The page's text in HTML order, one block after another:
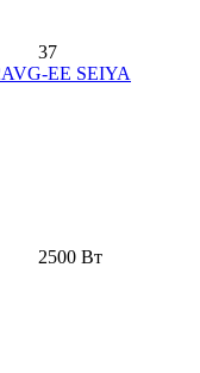
37
EE SEIYA
2500 Вт